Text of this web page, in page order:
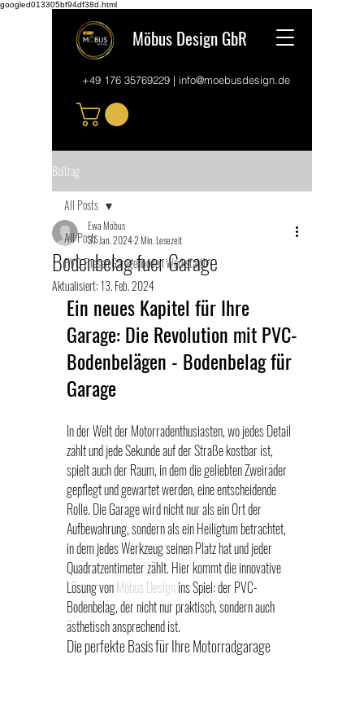
googled013305bf94df38d.html
Möbus Design GbR
+49 176 35769229| info@moebusdesign.de
Beitrag
All Posts
PVC Fliesen Garagenboden Werkstattb
All Posts
Bodenbelag fuer Garage
Ewa Möbus
31. Jan. 20242 Min. Lesezeit
Aktualisiert:13. Feb. 2024
Ein neues Kapitel für Ihre
Garage: Die Revolution mit PVC-
Bodenbelägen - Bodenbelag für
Garage
In der Welt der Motorradenthusiasten, wo jedes Detail
zählt und jede Sekunde auf der Straße kostbar ist,
spielt auch der Raum, in dem die geliebten Zweiräder
gepflegt und gewartet werden, eine entscheidende
Rolle. Die Garage wird nicht nur als ein Ort der
Aufbewahrung, sondern als ein Heiligtum betrachtet,
in dem jedes Werkzeug seinen Platz hat und jeder
Quadratzentimeter zählt. Hier kommt die innovative
Lösung von Möbus Design ins Spiel: der PVC-
Bodenbelag, der nicht nur praktisch, sondern auch
ästhetisch ansprechend ist.
Die perfekte Basis für Ihre Motorradgarage